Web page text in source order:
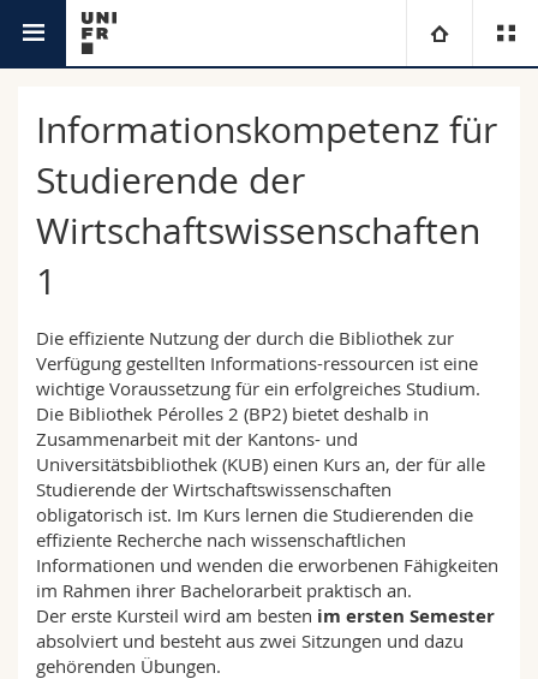
Studium
Campus
Forschung
Universität
Weiterbildung
Fakultäten
Theologische Fak.
Philosophische Fak.
Wirtschafts- und Sozialwissenschaftliche Fak.
Math.-Nat. und Med. Fak.
Interfakultär
Informationen für
Studieninteressierte
Studierende
Medien
Forschende
Mitarbeitende
Ressourcen
Verzeichnis
Ortsplan
Bibliotheken
Webmail
Vorlesungsverzeichnis
Informationskompetenz für
Studierende der
Wirtschaftswissenschaften
1
Die effiziente Nutzung der durch die Bibliothek zur
Verfügung gestellten Informations-ressourcen ist eine
wichtige Voraussetzung für ein erfolgreiches Studium.
Die Bibliothek Pérolles 2 (BP2) bietet deshalb in
Zusammenarbeit mit der Kantons- und
Universitätsbibliothek (KUB) einen Kurs an, der für alle
Studierende der Wirtschaftswissenschaften
obligatorisch ist. Im Kurs lernen die Studierenden die
effiziente Recherche nach wissenschaftlichen
Informationen und wenden die erworbenen Fähigkeiten
im Rahmen ihrer Bachelorarbeit praktisch an.
Der erste Kursteil wird am besten im ersten Semester
absolviert und besteht aus zwei Sitzungen und dazu
gehörenden Übungen.